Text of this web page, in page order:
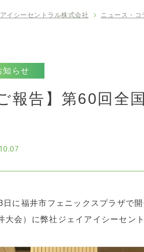
イシーセントラル株式会社 ニュース・コ
知らせ
ご報告】第60回全
日に福井市フェニックスプラザで
大会）に弊社ジェイアイシーセン